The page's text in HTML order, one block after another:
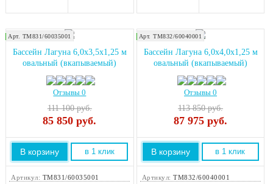
Закажите монтаж!
Арт. ТМ831/60035001
Бассейн Лагуна 6,0х3,5х1,25 м
овальный (вкапываемый)
Отзывы 0
111 100 руб.
85 850 руб.
В корзину в 1 клик
Артикул: ТМ831/60035001
Закажите монтаж!
Арт. ТМ832/60040001
Бассейн Лагуна 6,0х4,0х1,25 м
овальный (вкапываемый)
Отзывы 0
113 850 руб.
87 975 руб.
В корзину в 1 клик
Артикул:ТМ832/60040001